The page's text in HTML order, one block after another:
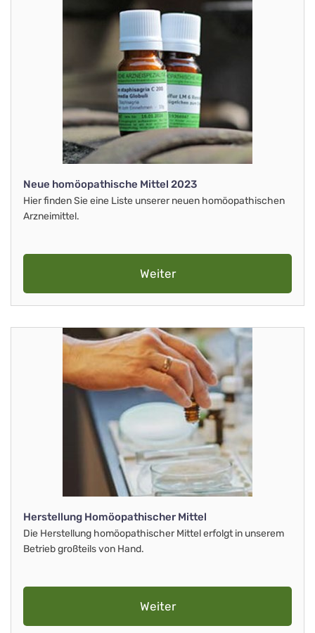
Neue homöopathische Mittel 2023
Hier finden Sie eine Liste unserer neuen homöopathischen
Arzneimittel.
Weiter
Herstellung Homöopathischer Mittel
Die Herstellung homöopathischer Mittel erfolgt in unserem
Betrieb großteils von Hand.
Weiter